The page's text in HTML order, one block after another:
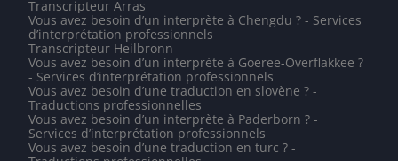
Transcripteur Arras
Vous avez besoin d’un interprète à Chengdu ? - Services
d’interprétation professionnels
Transcripteur Heilbronn
Vous avez besoin d’un interprète à Goeree-Overflakkee ?
- Services d’interprétation professionnels
Vous avez besoin d’une traduction en slovène ? -
Traductions professionnelles
Vous avez besoin d’un interprète à Paderborn ? -
Services d’interprétation professionnels
Vous avez besoin d’une traduction en turc ? -